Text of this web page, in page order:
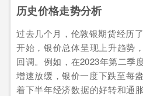
历史价格走势分析
过去几个月，伦敦银期货经历
开始，银价总体呈现上升趋势
回调。例如，在2023年第二季
增速放缓，银价一度下跌至每
着下半年经济数据的好转和通